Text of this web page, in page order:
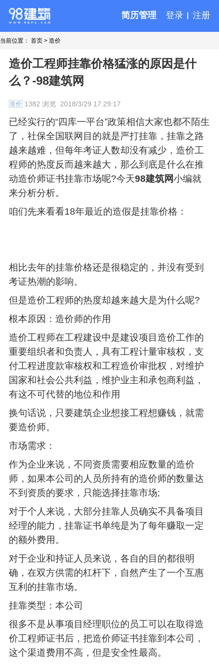
简历管理 登录 注册
当前位置： 首页 > 造价
造价工程师挂靠价格猛涨的原因是什
么？-98建筑网
造价 1382 浏览 2018/3/29 17:29:17
已经实行的“四库一平台”政策相信大家也都不陌生
了，社保全国联网目的就是严打挂靠，挂靠之路
越来越难，但每年考证人数却没有减少，造价工
程师的热度反而越来越大，那么到底是什么在推
动造价师证书挂靠市场呢?今天98建筑网小编就
来分析分析。
咱们先来看看18年最近的造假是挂靠价格：
相比去年的挂靠价格还是很稳定的，并没有受到
考证热潮的影响。
但是造价工程师的热度却越来越大是为什么呢?
根本原因：造价师的作用
造价工程师在工程建设中是建设项目造价工作的
重要组织者和负责人，具有工程计量审核权，支
付工程进度款审核权和工程造价审批权，对维护
国家和社会公共利益，维护业主和承包商利益，
有这不可代替的地位和作用
换句话说，只要建筑企业想接工程想赚钱，就需
要造价师。
市场需求：
作为企业来说，不同资质需要相应数量的造价
师，如果本公司的人员所持有的造价师的数量达
不到资质的要求，只能选择挂靠市场;
对于个人来说，大部分挂靠人员确实不具备项目
经理的能力，挂靠证书单纯是为了每年赚取一定
的额外费用。
对于企业和持证人员来说，各自的目的都很明
确，在双方供需的杠杆下，自然产生了一个互惠
互利的挂靠市场。
挂靠类型：本公司
很多不是从事项目经理职位的员工可以在取得造
价工程师证书后，把造价师证书挂靠到本公司，
这个渠道费用不高，但是安全性最高。